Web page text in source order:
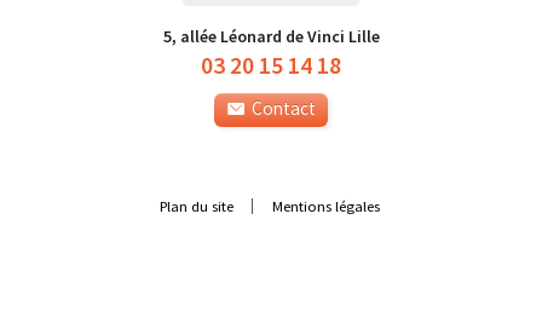
5, allée Léonard de Vinci Lille